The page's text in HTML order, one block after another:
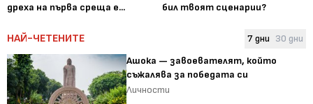
дреха на първа среща е...
бил твоят сценарии?
НАЙ-ЧЕТЕНИТЕ 7 дни 30 дни
Ашока — завоевателят, който
съжалява за победата си
Личности